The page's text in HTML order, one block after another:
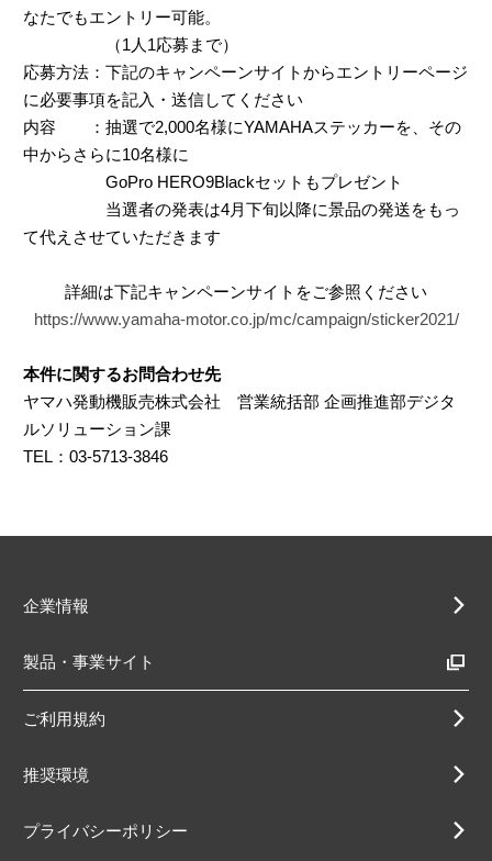
なたでもエントリー可能。
（1人1応募まで）
応募方法：下記のキャンペーンサイトからエントリーページ
に必要事項を記入・送信してください
内容 ：抽選で2,000名様にYAMAHAステッカーを、その
中からさらに10名様に
GoPro HERO9Blackセットもプレゼント
当選者の発表は4月下旬以降に景品の発送をもっ
て代えさせていただきます
詳細は下記キャンペーンサイトをご参照ください
https://www.yamaha-motor.co.jp/mc/campaign/sticker2021/
本件に関するお問合わせ先
ヤマハ発動機販売株式会社 営業統括部 企画推進部デジタ
ルソリューション課
TEL：03-5713-3846
企業情報
製品・事業サイト
ご利用規約
推奨環境
プライバシーポリシー